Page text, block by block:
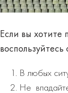
Если вы хотите
В любых
Не